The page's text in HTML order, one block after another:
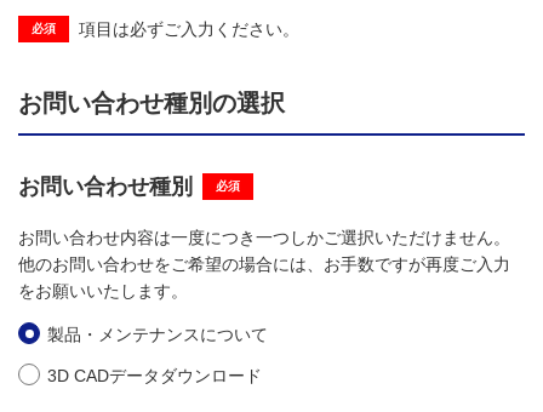
必須 項目は必ずご入力ください。
お問い合わせ種別の選択
お問い合わせ種別 必須
お問い合わせ内容は一度につき一つしかご選択いただけません。
他のお問い合わせをご希望の場合には、お手数ですが再度ご入力
をお願いいたします。
製品・メンテナンスについて
3D CADデータダウンロード